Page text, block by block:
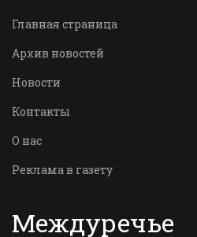
Главная страница
Архив новостей
Новости
Контакты
О нас
Реклама в газету
Междуречье